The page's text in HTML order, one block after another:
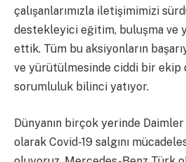
çalışanlarımızla iletişimimizi
destekleyici eğitim, buluşma ve
ettik. Tüm bu aksiyonların
ve yürütülmesinde ciddi bir ekip
sorumluluk bilinci yatıyor.
Dünyanın birçok yerinde
olarak Covid-19 salgını